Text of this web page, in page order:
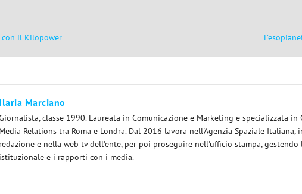
con il Kilopower
Ilaria Marciano
classe 1990. Laureata in Comunicazione e Marketing e specializzata
Media Relations tra Roma e Londra. Dal 2016 lavora nell'Agenzia Spaziale
redazione e nella web tv dell'ente, per poi proseguire nell'ufficio stampa, gestendo
istituzionale e i rapporti con i media.